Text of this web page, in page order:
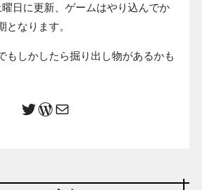
日に更新、ゲームはやり込んでか
となります。
もしかしたら掘り出し物があるかも